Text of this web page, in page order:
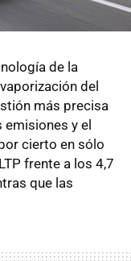
de la
del
más precisa
emisiones y el
cierto en sólo
frente a los 4,7
que las